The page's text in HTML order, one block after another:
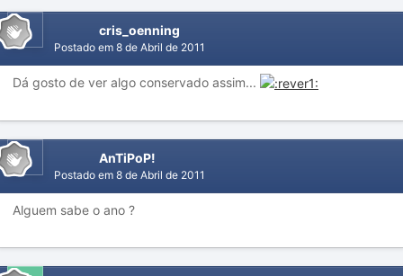
cris_oenning
Postado em 8 de Abril de 2011
Dá gosto de ver algo conservado assim...
AnTiPoP!
Postado em 8 de Abril de 2011
Alguem sabe o ano ?